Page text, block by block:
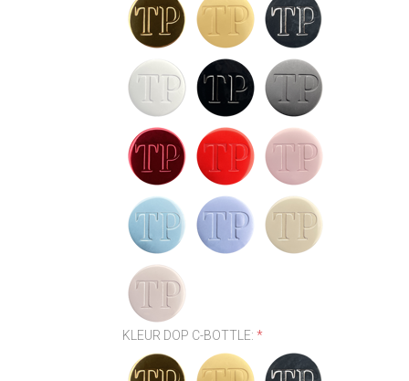
KLEUR DOP C-BOTTLE:*